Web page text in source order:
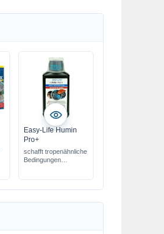
Easy-Life Humin
Pro+
schafft tropenähnliche
Bedingungen